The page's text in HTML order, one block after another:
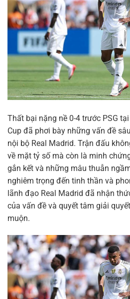
Thất bại nặng nề 0-4 trước PSG
Cup đã phơi bày những vấn đề
nội bộ Real Madrid. Trận đấu
về mặt tỷ số mà còn là minh
gắn kết và những mâu thuẫn
nghiêm trọng đến tinh thần và
lãnh đạo Real Madrid đã nhận
của vấn đề và quyết tâm giải
muộn.